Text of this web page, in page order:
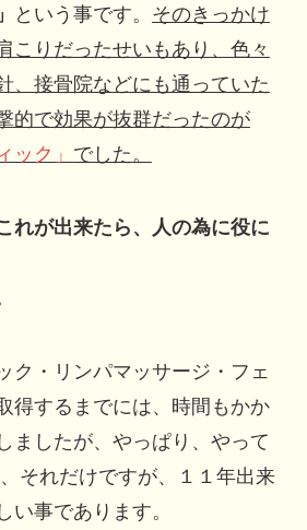
という事です。 そのきっかけ
こりだったせいもあり、色々
、接骨院などにも通っていた
的で効果が抜群だったのが
ック」 でした。
れが出来たら、人の為に役に
ク・リンパマッサージ・フェ
得するまでには、時間もかか
ましたが、やっぱり、やって
それだけですが、１１年出来
い事であります。